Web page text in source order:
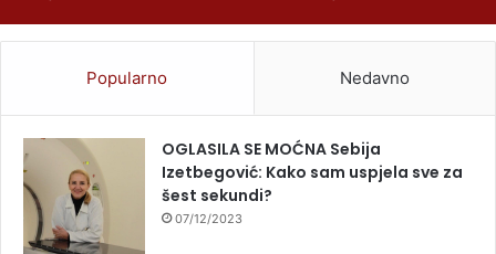
Popularno Nedavno
OGLASILA SE MOĆNA Sebija
Izetbegović: Kako sam uspjela sve za
šest sekundi?
07/12/2023